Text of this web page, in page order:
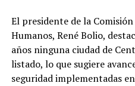
El presidente de la
Humanos, René Bolio,
años ninguna ciudad de
listado, lo que sugiere
seguridad implementadas